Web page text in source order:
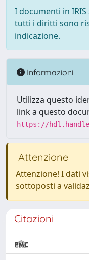
I documenti in
tutti i diritti sono
indicazione.
Informazioni
Utilizza questo
link a questo
https://
Attenzione
Attenzione! I dati
sottoposti a
Citazioni